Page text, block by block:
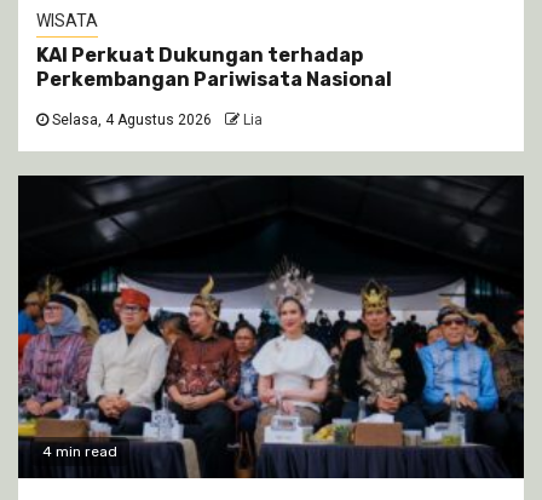
WISATA
KAI Perkuat Dukungan terhadap
Perkembangan Pariwisata Nasional
Selasa, 4 Agustus 2026 Lia
4 min read